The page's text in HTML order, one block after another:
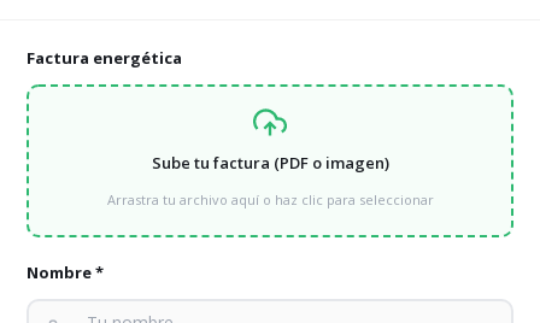
Tarifas para Comunidades de vecinos
Avanza en eficiéncia energética comparando las mejores
tarifas
Tarifas de luz para comunidades de vecinos
Energía verde para comunidades de vecinos
Factura energética
Sube tu factura (PDF o imagen)
Arrastra tu archivo aquí o haz clic para seleccionar
Nombre *